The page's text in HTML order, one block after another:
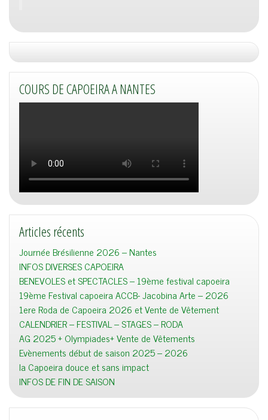
COURS DE CAPOEIRA A NANTES
Articles récents
Journée Brésilienne 2026 – Nantes
INFOS DIVERSES CAPOEIRA
BENEVOLES et SPECTACLES – 19ème festival capoeira
19ème Festival capoeira ACCB- Jacobina Arte – 2026
1ere Roda de Capoeira 2026 et Vente de Vêtement
CALENDRIER – FESTIVAL – STAGES – RODA
AG 2025 + Olympiades+ Vente de Vêtements
Evènements début de saison 2025 – 2026
la Capoeira douce et sans impact
INFOS DE FIN DE SAISON